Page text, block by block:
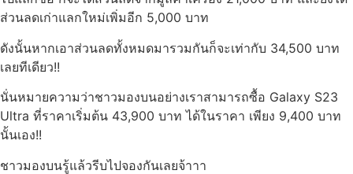
ส่วนลดเก่าแลกใหม่เพิ่มอีก 5,000 บาท
ดังนั้นหากเอาส่วนลดทั้งหมดมารวมกันก็จะเท่ากับ 34,500 บาท
เลยทีเดียว!!
นั่นหมายความว่าชาวมองบนอย่างเราสามารถซื้อ Galaxy S23
Ultra ที่ราคาเริ่มต้น 43,900 บาท ได้ในราคา เพียง 9,400 บาท
นั้นเอง!!
ชาวมองบนรู้แล้วรีบไปจองกันเลยจ้าาา